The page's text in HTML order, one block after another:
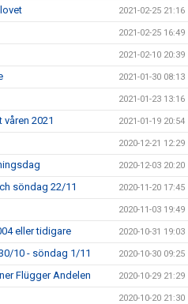
2021-02-25 21:16
2021-02-25 16:49
2021-02-10 20:39
2021-01-30 08:13
2021-01-23 13:16
2021 2021-01-19 20:54
2020-12-21 12:29
2020-12-03 20:20
söndag 22/11 2020-11-20 17:45
2020-11-03 19:49
eller tidigare 2020-10-31 19:03
10 - söndag 1/11 2020-10-30 09:25
Flügger Andelen 2020-10-29 21:29
2020-10-20 21:30